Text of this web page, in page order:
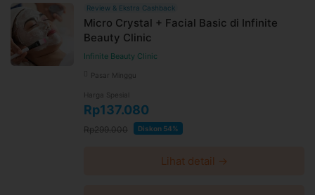
Review & Ekstra Cashback
Micro Crystal + Facial Basic di Infinite
Beauty Clinic
Infinite Beauty Clinic
Pasar Minggu
Harga Spesial
Rp137.080
Rp299.000 Diskon 54%
Lihat detail →